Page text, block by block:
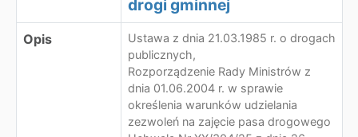
drogi gminnej
Opis
Ustawa z dnia 21.03.1985 r. o drogach
publicznych,
Rozporządzenie Rady Ministrów z
dnia 01.06.2004 r. w sprawie
określenia warunków udzielania
zezwoleń na zajęcie pasa drogowego